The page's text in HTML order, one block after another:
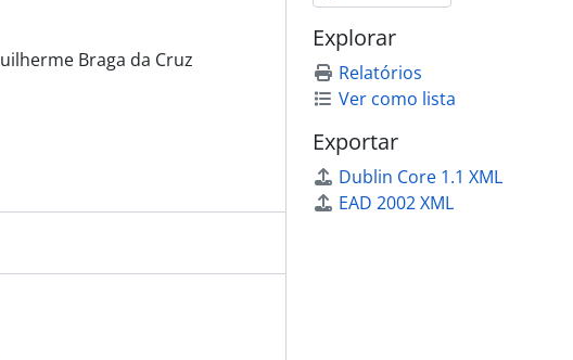
Braga da Cruz
Explorar
Relatórios
Ver como lista
Exportar
Dublin Core 1.1 XML
EAD 2002 XML